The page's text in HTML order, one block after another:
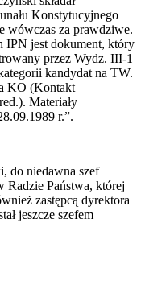
Konstytucyjnego
wówczas za prawdziwe.
IPN jest dokument, który
przez Wydz. III-1
kandydat na TW.
KO (Kontakt
Materiały
r.”.
do niedawna szef
Radzie Państwa, której
zastępcą dyrektora
jeszcze szefem